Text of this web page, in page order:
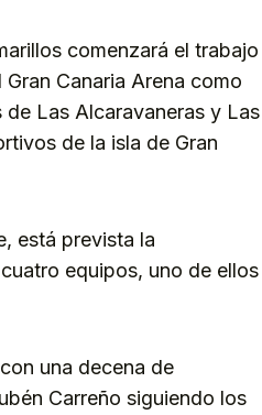
comenzará el trabajo
Canaria Arena como
Las Alcaravaneras y Las
de la isla de Gran
está prevista la
equipos, uno de ellos
una decena de
Carreño siguiendo los